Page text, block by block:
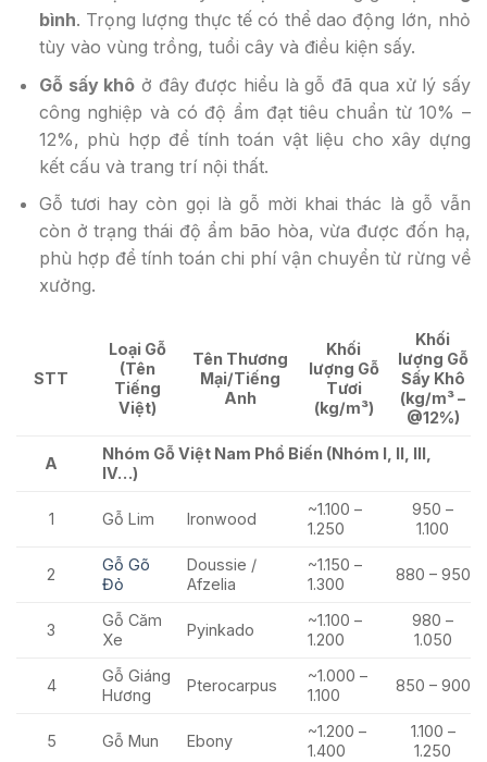
bình. Trọng lượng thực tế có thể dao động lớn, nhỏ
tùy vào vùng trồng, tuổi cây và điều kiện sấy.
Gỗ sấy khô ở đây được hiểu là gỗ đã qua xử lý sấy
công nghiệp và có độ ẩm đạt tiêu chuẩn từ 10% –
12%, phù hợp để tính toán vật liệu cho xây dựng
kết cấu và trang trí nội thất.
Gỗ tươi hay còn gọi là gỗ mời khai thác là gỗ vẫn
còn ở trạng thái độ ẩm bão hòa, vừa được đốn hạ,
phù hợp để tính toán chi phí vận chuyển từ rừng về
xưởng.
STT
Loại Gỗ
(Tên
Tiếng
Việt)
Tên Thương
Mại/Tiếng
Anh
Khối
lượng Gỗ
Tươi
(kg/m³)
Khối
lượng Gỗ
Sấy Khô
(kg/m³ –
@12%)
A
Nhóm Gỗ Việt Nam Phổ Biến (Nhóm I, II, III,
IV…)
1 Gỗ Lim Ironwood
~1.100 –
1.250
950 –
1.100
2
Gỗ Gõ
Đỏ
Doussie /
Afzelia
~1.150 –
1.300
880 – 950
3
Gỗ Căm
Xe
Pyinkado
~1.100 –
1.200
980 –
1.050
4
Gỗ Giáng
Hương
Pterocarpus
~1.000 –
1.100
850 – 900
5 Gỗ Mun Ebony
~1.200 –
1.400
1.100 –
1.250